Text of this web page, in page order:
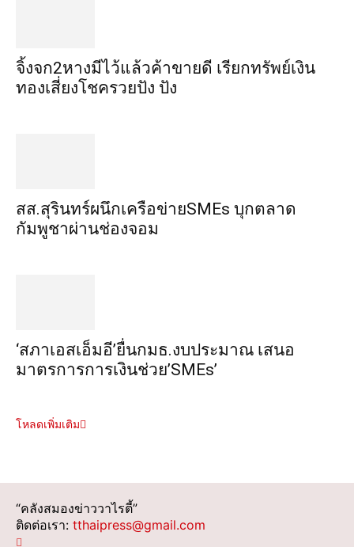
จิ้งจก​2​หาง​มีไว้แล้ว​ค้าขาย​ดี​ เรียก​ทรัพย์เงิน
ทอง​เสี่ยงโชค​รวยปัง​ ปัง​
สส.สุรินทร์ผนึกเครือข่ายSMEs บุกตลาด
กัมพูชาผ่านช่องจอม
‘สภาเอสเอ็มอี’ยื่นกมธ.งบประมาณ เสนอ
มาตรการการเงินช่วย’SMEs’
โหลดเพิ่มเติม
“คลังสมองข่าววาไรตี้”
ติดต่อเรา: tthaipress@gmail.com